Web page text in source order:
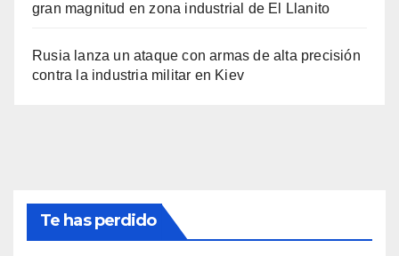
gran magnitud en zona industrial de El Llanito
Rusia lanza un ataque con armas de alta precisión
contra la industria militar en Kiev
Te has perdido